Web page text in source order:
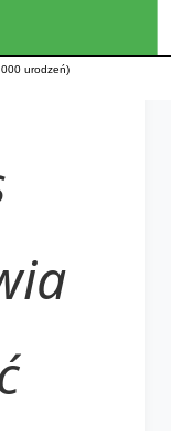
urodzeń)